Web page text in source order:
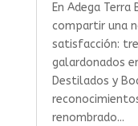
En Adega
compartir una
satisfacción:
galardonados
Destilados y
renombrado...